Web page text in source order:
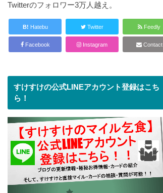
Twitterのフォロワー3万人越え。
B! Hatebu Twitter Feedly
Facebook Instagram Contact
すけすけの公式LINEアカウント登録はこち
ら！